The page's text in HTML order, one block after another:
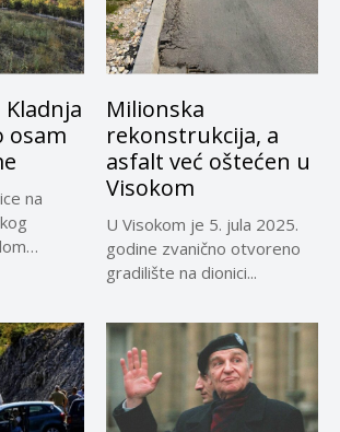
osam
na
Milionska
rekonstrukcija, a
asfalt već oštećen u
Visokom
U Visokom je 5. jula 2025.
godine zvanično otvoreno
gradilište na dionici...